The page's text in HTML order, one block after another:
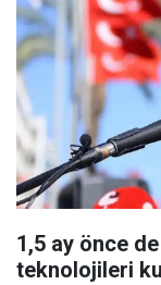
1,5 ay önce
teknolojileri